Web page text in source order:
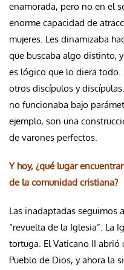
enamorada, pero no en el
enorme capacidad de
mujeres. Les dinamizaba
que buscaba algo distinto,
es lógico que lo diera
otros discípulos y
no funcionaba bajo
ejemplo, son una
de varones perfectos.
Y hoy, ¿qué lugar
de la comunidad cristiana?
Las inadaptadas seguimos
“revuelta de la Iglesia”. La
tortuga. El Vaticano II
Pueblo de Dios, y ahora la